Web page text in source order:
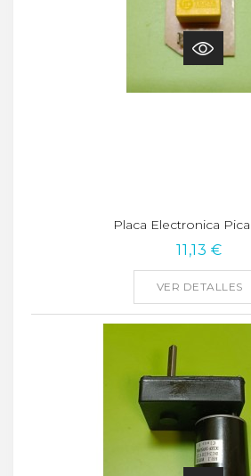
Placa Electronica
11,13 €
VER DETALLES